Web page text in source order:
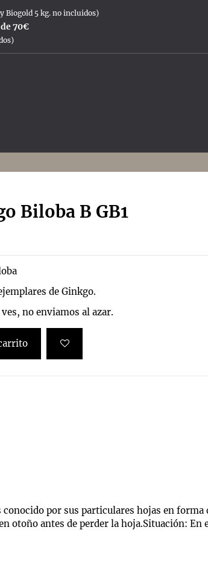
Biogold 5 kg. no incluidos)
70€
Biloba B GB1
de Ginkgo.
no enviamos al azar.
por sus particulares hojas en forma
otoño antes de perder la hoja.Situación: En